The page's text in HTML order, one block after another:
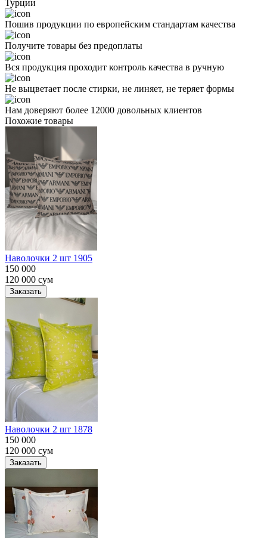
Турции
Пошив продукции по европейским стандартам качества
Получите товары без предоплаты
Вся продукция проходит контроль качества в ручную
Не выцветает после стирки, не линяет, не теряет формы
Нам доверяют более 12000 довольных клиентов
Похожие товары
Наволочки 2 шт 1905
150 000
120 000 сум
Заказать
Наволочки 2 шт 1878
150 000
120 000 сум
Заказать